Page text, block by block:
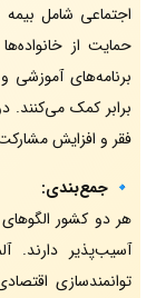
اجتماعی شامل بیمه
حمایت از
برنامه‌های
برابر کمک می‌کنند.
فقر و افزایش
🔹 جمع‌بندی:
هر دو کشور
آسیب‌پذیر دارند.
توانمندسازی